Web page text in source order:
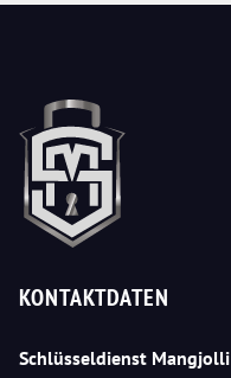
KONTAKTDATEN
Schlüsseldienst Mangjolli